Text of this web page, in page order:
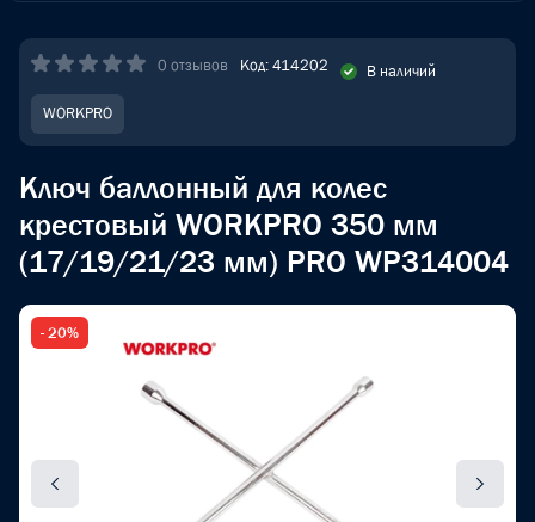
0 отзывов Код: 414202 В наличий
WORKPRO
Ключ баллонный для колес
крестовый WORKPRO 350 мм
(17/19/21/23 мм) PRO WP314004
- 20%